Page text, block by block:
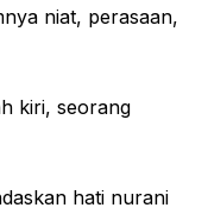
niat, perasaan,
kiri, seorang
hati nurani